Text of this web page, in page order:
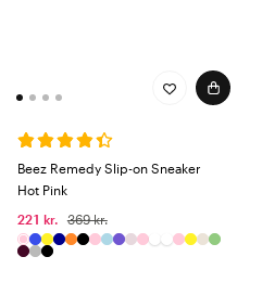
Beez Remedy Slip-on Sneaker
Hot Pink
221 kr.
369 kr.